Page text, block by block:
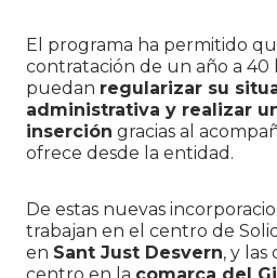
El programa ha permitido
contratación de un año a 40
puedan regularizar su
administrativa y realizar
inserción gracias al
ofrece desde la entidad.
De estas nuevas
trabajan en el centro de
en Sant Just Desvern, y las